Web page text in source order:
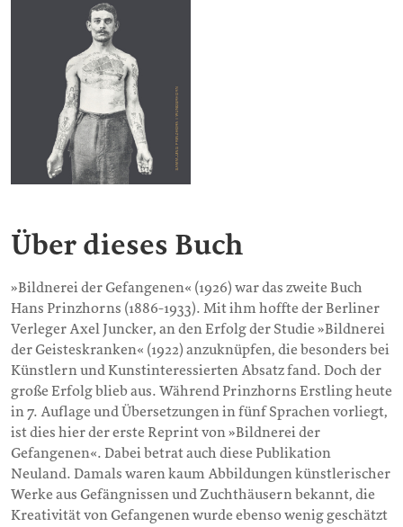
Über dieses Buch
»Bildnerei der Gefangenen« (1926) war das zweite Buch
Hans Prinzhorns (1886-1933). Mit ihm hoffte der Berliner
Verleger Axel Juncker, an den Erfolg der Studie »Bildnerei
der Geisteskranken« (1922) anzuknüpfen, die besonders bei
Künstlern und Kunstinteressierten Absatz fand. Doch der
große Erfolg blieb aus. Während Prinzhorns Erstling heute
in 7. Auflage und Übersetzungen in fünf Sprachen vorliegt,
ist dies hier der erste Reprint von »Bildnerei der
Gefangenen«. Dabei betrat auch diese Publikation
Neuland. Damals waren kaum Abbildungen künstlerischer
Werke aus Gefängnissen und Zuchthäusern bekannt, die
Kreativität von Gefangenen wurde ebenso wenig geschätzt